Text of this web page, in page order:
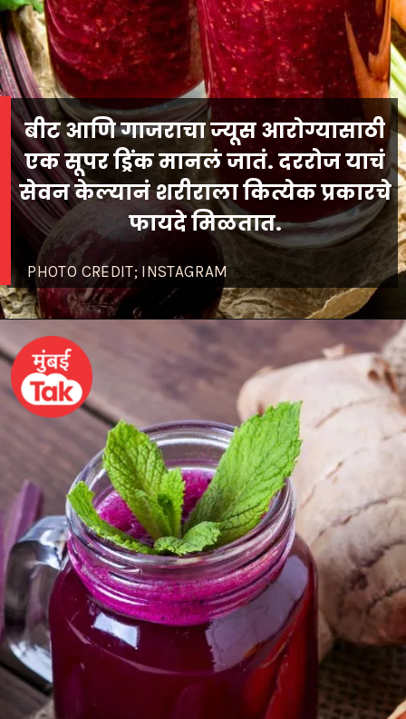
PHOTO CREDIT; INSTAGRAM
बीट आणि गाजराचा ज्यूस आरोग्यासाठी
एक सूपर ड्रिंक मानलं जातं. दररोज याचं
सेवन केल्यानं शरीराला कित्येक प्रकारचे
फायदे मिळतात.